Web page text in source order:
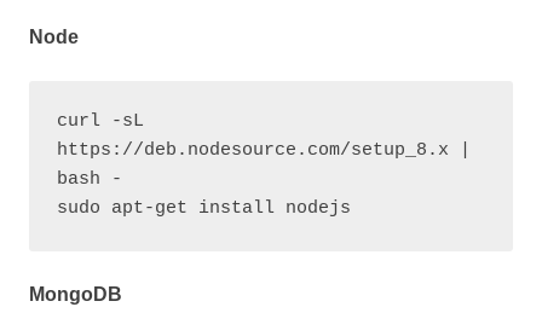
Node
curl -sL
https://deb.nodesource.com/setup_8.x |
bash -
sudo apt-get install nodejs
MongoDB